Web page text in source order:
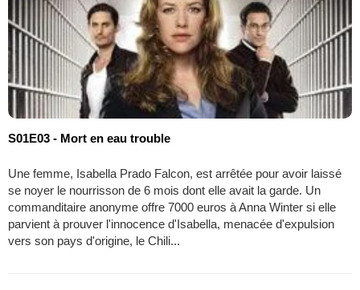
S01E03 - Mort en eau trouble
Une femme, Isabella Prado Falcon, est arrêtée pour avoir laissé
se noyer le nourrisson de 6 mois dont elle avait la garde. Un
commanditaire anonyme offre 7000 euros à Anna Winter si elle
parvient à prouver l'innocence d'Isabella, menacée d'expulsion
vers son pays d'origine, le Chili...